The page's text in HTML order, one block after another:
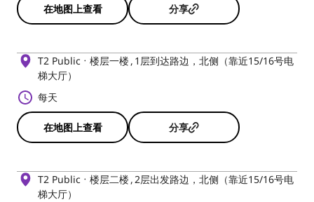
在地图上查看 分享
T2 Public 楼层一楼 1层到达路边，北侧（靠近15/16号电
梯大厅）
每天
在地图上查看 分享
T2 Public 楼层二楼 2层出发路边，北侧（靠近15/16号电
梯大厅）